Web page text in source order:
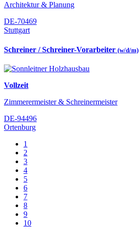
Architektur & Planung
DE-70469
Stuttgart
Schreiner / Schreiner-Vorarbeiter (w/d/m)
Vollzeit
Zimmerermeister & Schreinermeister
DE-94496
Ortenburg
1
2
3
4
5
6
7
8
9
10